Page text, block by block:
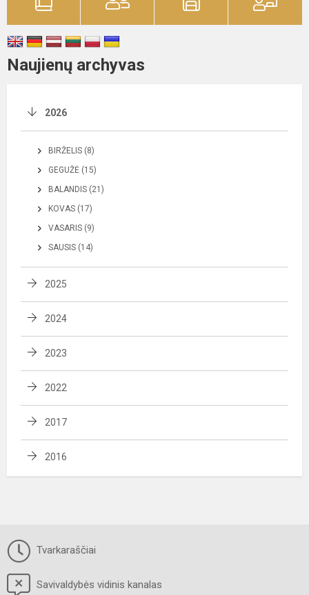
Naujienų archyvas
2026
BIRŽELIS (8)
GEGUŽĖ (15)
BALANDIS (21)
KOVAS (17)
VASARIS (9)
SAUSIS (14)
2025
2024
2023
2022
2017
2016
Tvarkaraščiai
Savivaldybės vidinis kanalas